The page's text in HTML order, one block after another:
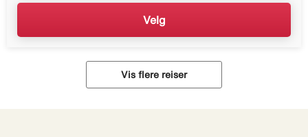
Velg
Vis flere reiser